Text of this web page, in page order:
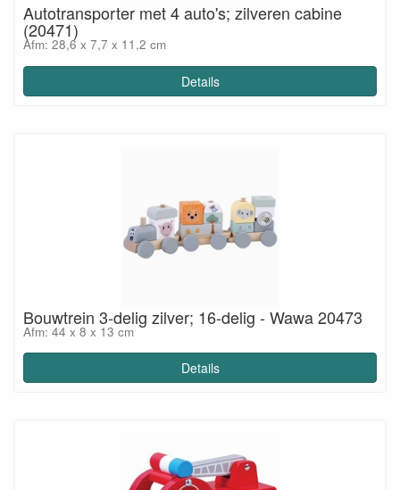
Autotransporter met 4 auto's; zilveren cabine
(20471)
Afm: 28,6 x 7,7 x 11,2 cm
Details
Bouwtrein 3-delig zilver; 16-delig - Wawa 20473
Afm: 44 x 8 x 13 cm
Details